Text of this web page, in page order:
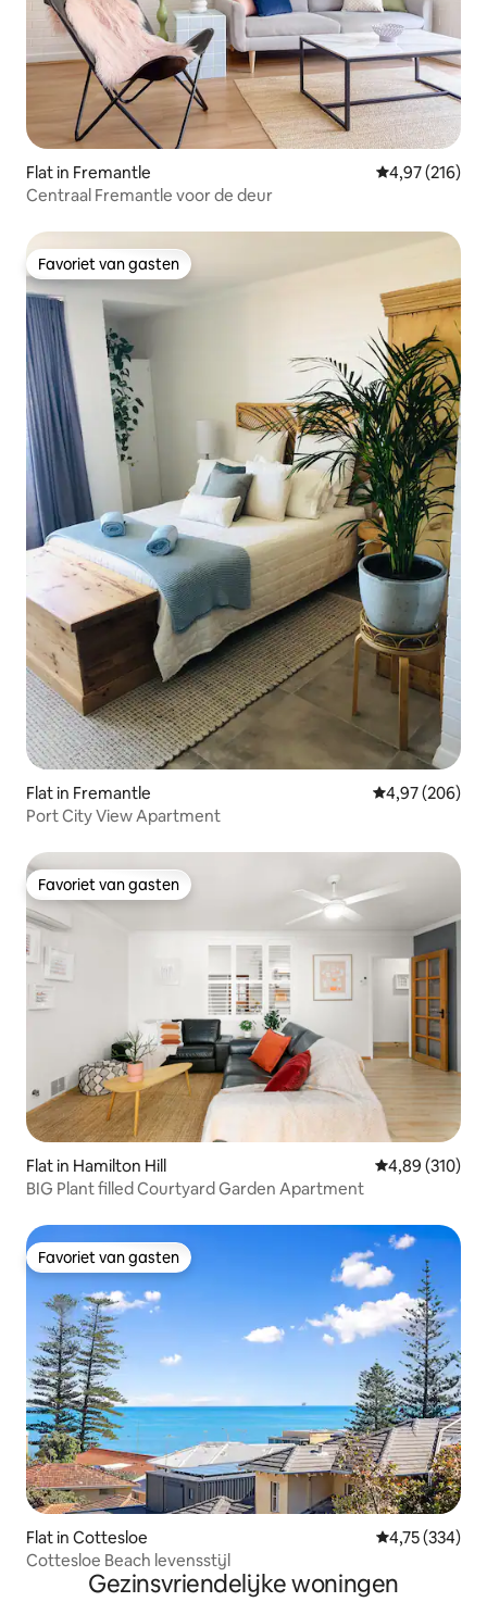
Flat in Fremantle Gemiddelde
4,97 (216)
Centraal Fremantle voor de deur
Favoriet van gasten
Favoriet van gasten
Flat in Fremantle Gemiddelde
4,97 (206)
Port City View Apartment
Favoriet van gasten
Favoriet van gasten
Flat in Hamilton Hill Gemiddelde
4,89 (310)
BIG Plant filled Courtyard Garden Apartment
Favoriet van gasten
Favoriet van gasten
Flat in Cottesloe Gemiddelde
4,75 (334)
Cottesloe Beach levensstijl
Gezinsvriendelijke woningen